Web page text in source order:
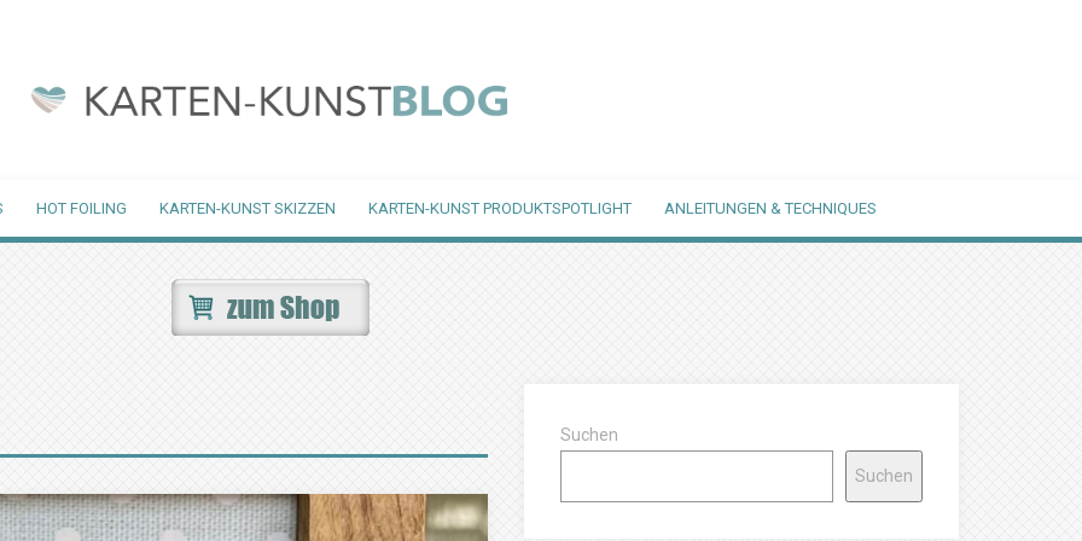
HOT FOILING KARTEN-KUNST SKIZZEN KARTEN-KUNST PRODUKTSPOTLIGHT ANLEITUNGEN & TECHNIQUES
Suchen
Suchen